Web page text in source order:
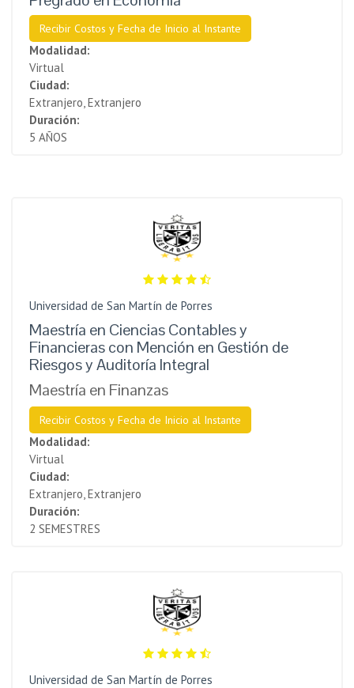
Recibir Costos y Fecha de Inicio al Instante
Modalidad:
Virtual
Ciudad:
Extranjero, Extranjero
Duración:
5 AÑOS
Universidad de San Martín de Porres
Maestría en Ciencias Contables y
Financieras con Mención en Gestión de
Riesgos y Auditoría Integral
Maestría en Finanzas
Recibir Costos y Fecha de Inicio al Instante
Modalidad:
Virtual
Ciudad:
Extranjero, Extranjero
Duración:
2 SEMESTRES
Universidad de San Martín de Porres